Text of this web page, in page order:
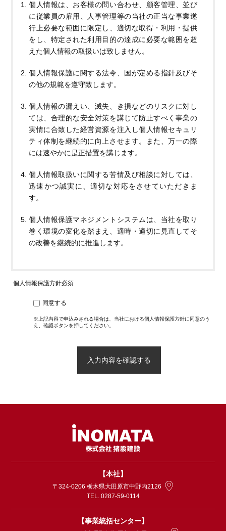
個人情報は、お客様の問い合わせ、顧客管理、並び
に従業員の雇用、人事管理等の当社の正当な事業遂
行上必要な範囲に限定し、適切な取得・利用・提供
をし、特定された利用目的の達成に必要な範囲を超
えた個人情報の取扱いは致しません。
個人情報保護に関する法令、国が定める指針及びそ
の他の規範を遵守致します。
個人情報の漏えい、滅失、き損などのリスクに対し
ては、合理的な安全対策を講じて防止すべく事業の
実情に合致した経営資源を注入し個人情報セキュリ
ティ体制を継続的に向上させます。また、万一の際
には速やかに是正措置を講じます。
個人情報取扱いに関する苦情及び相談に対しては、
迅速かつ誠実に、適切な対応をさせていただきま
す。
個人情報保護マネジメントシステムは、当社を取り
巻く環境の変化を踏まえ、適時・適切に見直してそ
の改善を継続的に推進します。
個人情報保護方針必須
同意する
※上記内容で申込みされる場合は、当社における個人情報保護方針に同意のう
え、確認ボタンを押してください。
【本社】
〒324-0206 栃木県大田原市中野内2126
TEL. 0287-59-0114
【事業統括センター】